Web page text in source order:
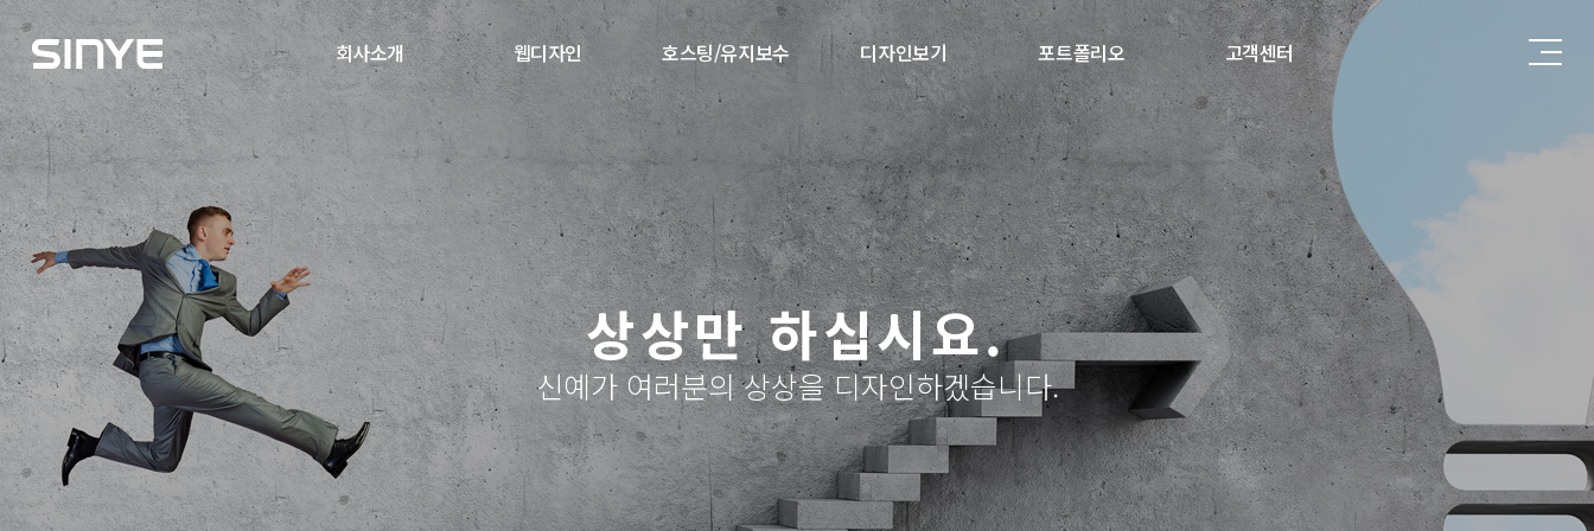
회사소개 웹디자인 호스팅/유지보수 디자인보기 포트폴리오 고객센터
상상만 하십시요.
신예가 여러분의 상상을 디자인하겠습니다.